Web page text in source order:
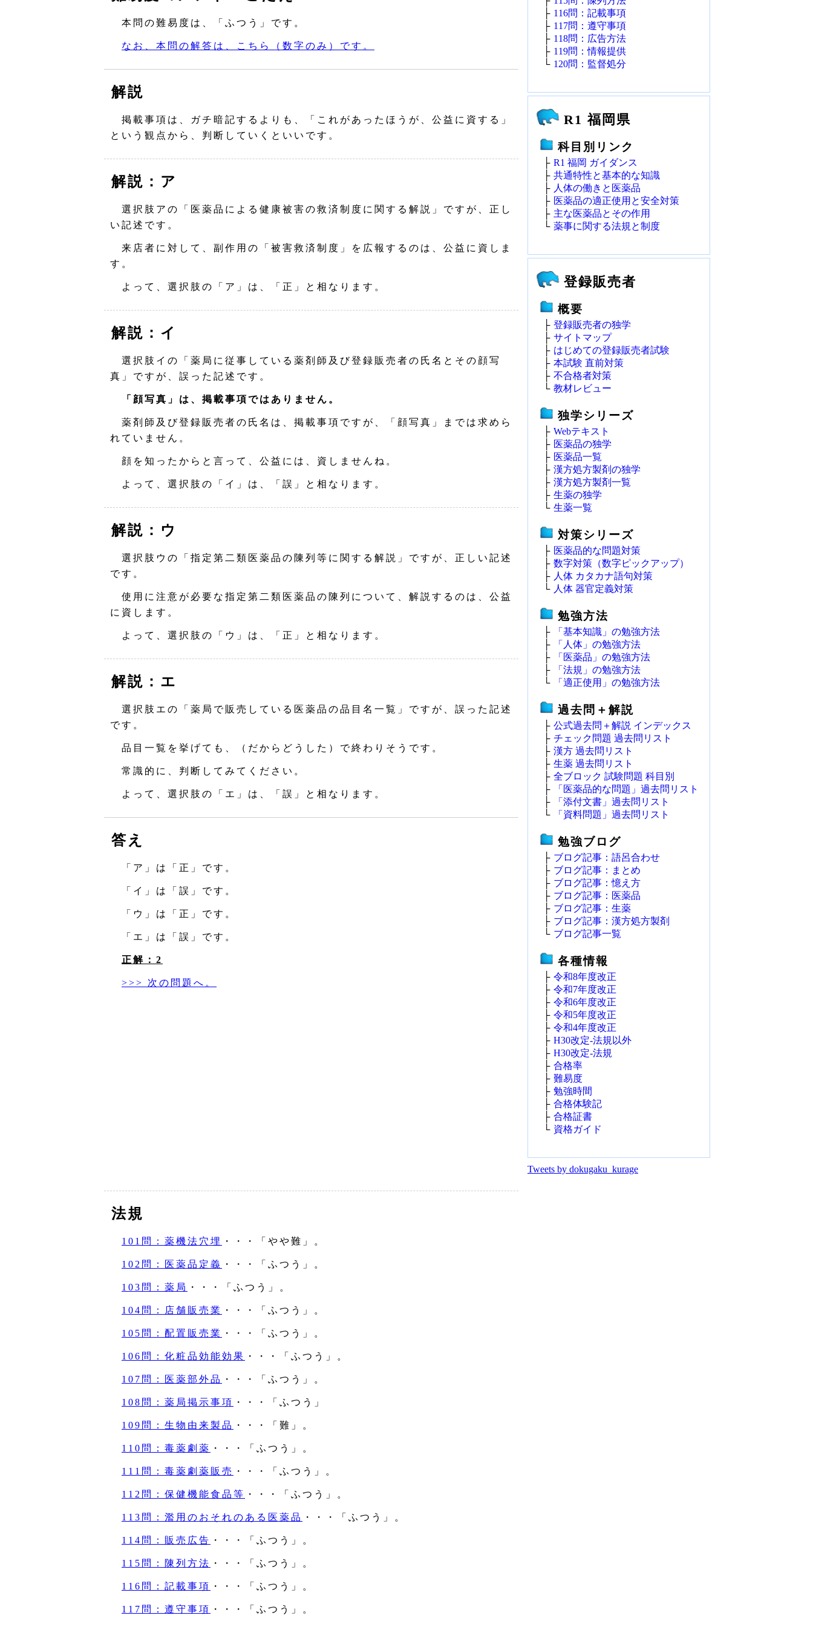
本問の難易度は、「ふつう」です。
なお、本問の解答は、こちら（数字のみ）です。
解説
掲載事項は、ガチ暗記するよりも、「これがあったほうが、公益に資する」
という観点から、判断していくといいです。
解説：ア
選択肢アの「医薬品による健康被害の救済制度に関する解説」ですが、正し
い記述です。
来店者に対して、副作用の「被害救済制度」を広報するのは、公益に資しま
す。
よって、選択肢の「ア」は、「正」と相なります。
解説：イ
選択肢イの「薬局に従事している薬剤師及び登録販売者の氏名とその顔写
真」ですが、誤った記述です。
「顔写真」は、掲載事項ではありません。
薬剤師及び登録販売者の氏名は、掲載事項ですが、「顔写真」までは求めら
れていません。
顔を知ったからと言って、公益には、資しませんね。
よって、選択肢の「イ」は、「誤」と相なります。
解説：ウ
選択肢ウの「指定第二類医薬品の陳列等に関する解説」ですが、正しい記述
です。
使用に注意が必要な指定第二類医薬品の陳列について、解説するのは、公益
に資します。
よって、選択肢の「ウ」は、「正」と相なります。
解説：エ
選択肢エの「薬局で販売している医薬品の品目名一覧」ですが、誤った記述
です。
品目一覧を挙げても、（だからどうした）で終わりそうです。
常識的に、判断してみてください。
よって、選択肢の「エ」は、「誤」と相なります。
答え
「ア」は「正」です。
「イ」は「誤」です。
「ウ」は「正」です。
「エ」は「誤」です。
正解：2
>>> 次の問題へ。
法規
101問：薬機法穴埋 ・・・「やや難」。
102問：医薬品定義 ・・・「ふつう」。
103問：薬局 ・・・「ふつう」。
104問：店舗販売業 ・・・「ふつう」。
105問：配置販売業 ・・・「ふつう」。
106問：化粧品効能効果 ・・・「ふつう」。
107問：医薬部外品 ・・・「ふつう」。
108問：薬局掲示事項 ・・・「ふつう」
109問：生物由来製品 ・・・「難」。
110問：毒薬劇薬 ・・・「ふつう」。
111問：毒薬劇薬販売 ・・・「ふつう」。
112問：保健機能食品等 ・・・「ふつう」。
113問：濫用のおそれのある医薬品 ・・・「ふつう」。
114問：販売広告 ・・・「ふつう」。
115問：陳列方法 ・・・「ふつう」。
116問：記載事項 ・・・「ふつう」。
117問：遵守事項 ・・・「ふつう」。
├ 116問：記載事項
├ 117問：遵守事項
├ 118問：広告方法
├ 119問：情報提供
└ 120問：監督処分
R1 福岡県
科目別リンク
├ R1 福岡 ガイダンス
├ 共通特性と基本的な知識
├ 人体の働きと医薬品
├ 医薬品の適正使用と安全対策
├ 主な医薬品とその作用
└ 薬事に関する法規と制度
登録販売者
概要
├ 登録販売者の独学
├ サイトマップ
├ はじめての登録販売者試験
├ 本試験 直前対策
├ 不合格者対策
└ 教材レビュー
独学シリーズ
├ Webテキスト
├ 医薬品の独学
├ 医薬品一覧
├ 漢方処方製剤の独学
├ 漢方処方製剤一覧
├ 生薬の独学
└ 生薬一覧
対策シリーズ
├ 医薬品的な問題対策
├ 数字対策（数字ピックアップ）
├ 人体 カタカナ語句対策
└ 人体 器官定義対策
勉強方法
├
「基本知識」の勉強方法
├
「人体」の勉強方法
├
「医薬品」の勉強方法
├
「法規」の勉強方法
└
「適正使用」の勉強方法
過去問＋解説
├ 公式過去問＋解説 インデックス
├ チェック問題 過去問リスト
├ 漢方 過去問リスト
├ 生薬 過去問リスト
├ 全ブロック 試験問題 科目別
├
「医薬品的な問題」過去問リスト
├
「添付文書」過去問リスト
└
「資料問題」過去問リスト
勉強ブログ
├ ブログ記事：語呂合わせ
├ ブログ記事：まとめ
├ ブログ記事：憶え方
├ ブログ記事：医薬品
├ ブログ記事：生薬
├ ブログ記事：漢方処方製剤
└ ブログ記事一覧
各種情報
├ 令和8年度改正
├ 令和7年度改正
├ 令和6年度改正
├ 令和5年度改正
├ 令和4年度改正
├ H30改定‐法規以外
├ H30改定‐法規
├ 合格率
├ 難易度
├ 勉強時間
├ 合格体験記
├ 合格証書
└ 資格ガイド
Tweets by dokugaku_kurage